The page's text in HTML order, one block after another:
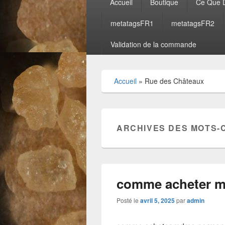
principal
metatagsFR1 metatagsFR2
Validation de la commande
Accueil » Rue des Châteaux
ARCHIVES DES MOTS-
comme acheter
Posté le avril 5, 2025paradmin